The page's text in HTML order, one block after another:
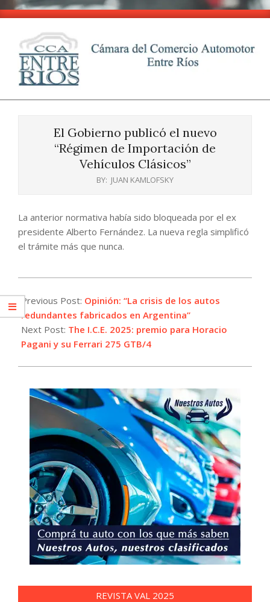
Skip
content
CCA
El Gobierno publicó el nuevo
“Régimen de Importación de
Vehículos Clásicos”
BY: JUAN KAMLOFSKY
La anterior normativa había sido bloqueada por el ex
presidente Alberto Fernández. La nueva regla simplificó
el trámite más que nunca.
02-
25
Previous Post: Opinión: “La crisis de los autos
redundantes fabricados en Argentina”
Next Post: The I.C.E. 2025: premio para Horacio
Pagani y su Ferrari 275 GTB/4
REVISTA VAL 2025